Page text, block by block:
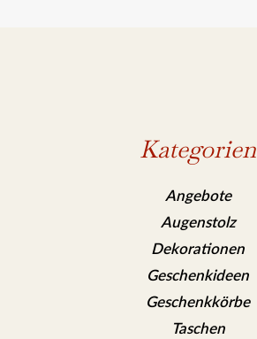
Kategorien
Angebote
Augenstolz
Dekorationen
Geschenkideen
Geschenkkörbe
Taschen